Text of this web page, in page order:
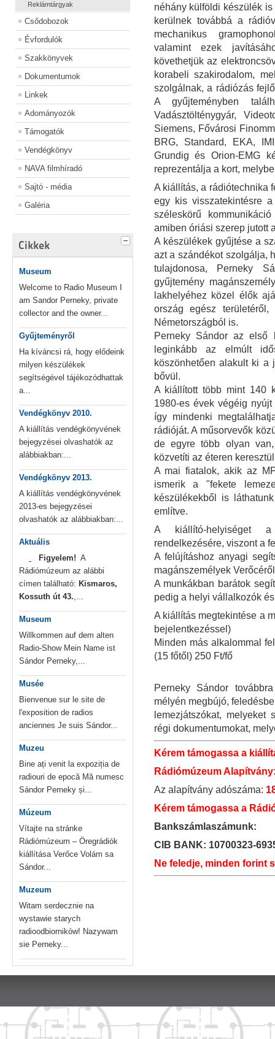
Reklámtárgyak
Csődobozok
Évfordulók
Szakkönyvek
Dokumentumok
Linkek
Adományozók
Támogatók
Vendégkönyv
NAVA filmhíradó
Sajtó - média
Galéria
Cikkek
Museum
Welcome to Radio Museum I
am Sandor Perneky, private
collector and the owner...
Gyűjteményről
Ha kíváncsi rá, hogy elődeink
milyen készülékek
segítségével tájékozódhattak
a...
Vendégkönyv 2010.
A kiállítás vendégkönyvének
bejegyzései olvashatók az
alábbiakban:...
Vendégkönyv 2013.
A kiállítás vendégkönyvének
2013-es bejegyzései
olvashatók az alábbiakban:...
Aktuális
Figyelem! A
Rádiómúzeum az alábbi
címen található: Kismaros,
Kossuth út 43.,...
Museum
Willkommen auf dem alten
Radio-Show Mein Name ist
Sándor Perneky,...
Musée
Bienvenue sur le site de
l'exposition de radios
anciennes Je suis Sándor...
Muzeu
Bine ați venit la expoziția de
radiouri de epocă Mă numesc
Sándor Perneky și...
Múzeum
Vítajte na stránke
Rádiómúzeum – Öregrádiók
kiállítása Verőce Volám sa
Sándor...
Muzeum
Witam serdecznie na
wystawie starych
radioodbiorników! Nazywam
sie Perneky...
néhány külföldi készülék
kerülnek továbbá a
mechanikus
valamint ezek
követhetjük az
korabeli szakirodalom,
szolgálnak, a rádiózás
A gyűjteményben
Vadásztölténygyár,
Siemens, Fővárosi
BRG, Standard, EKA,
Grundig és Orion-EMG
reprezentálja a kort,
A kiállítás, a rádiótechnika
egy kis visszatekintésre
széleskörű
amiben óriási szerep jutott
A készülékek gyűjtése a
azt a szándékot szolgálja,
tulajdonosa, Perneky
gyűjtemény
lakhelyéhez közel élők
ország egész
Németországból is.
Perneky Sándor az első
leginkább az elmúlt
köszönhetően alakult ki a
bővül.
A kiállított több mint 140
1980-es évek végéig
így mindenki
rádióját. A műsorvevők
de egyre több olyan
közvetíti az éteren
A mai fiatalok, akik az
ismerik a "fekete
készülékekből is
említve.
A kiállító-helyiséget a
rendelkezésére, viszont a
A felújításhoz anyagi
magánszemélyek
A munkákban barátok
pedig a helyi vállalkozók
A kiállítás megtekintése a
bejelentkezéssel)
Minden más alkalommal
(15 főtől) 250 Ft/fő
Perneky Sándor
mélyén megbújó,
lemezjátszókat, melyeket
régi dokumentumokat,
Kérem támogassa a
Rádiómúzeum
Az alapítvány adószáma:
Kérem támogassa a
Bankszámlaszámunk:
CIB BANK: 10700323-
Ne feledje, minden forint